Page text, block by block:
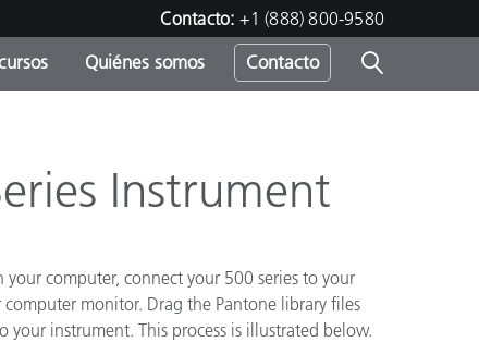
Contacto: +1 (888) 800-9580
Quiénes somos Contacto
Instrument
computer, connect your 500 series to your
monitor. Drag the Pantone library files
instrument. This process is illustrated below.